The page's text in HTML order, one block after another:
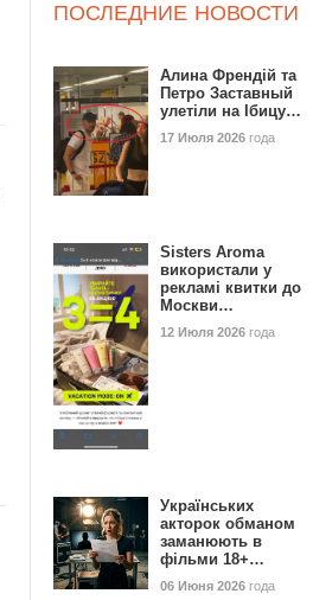
ПОСЛЕДНИЕ НОВОСТИ
Алина Френдій та
Петро Заставный
улетіли на Ібицу…
17 Июля 2026 года
Sisters Aroma
використали у
рекламі квитки до
Москви…
12 Июля 2026 года
Українських
акторок обманом
заманюють в
фільми 18+…
06 Июня 2026 года